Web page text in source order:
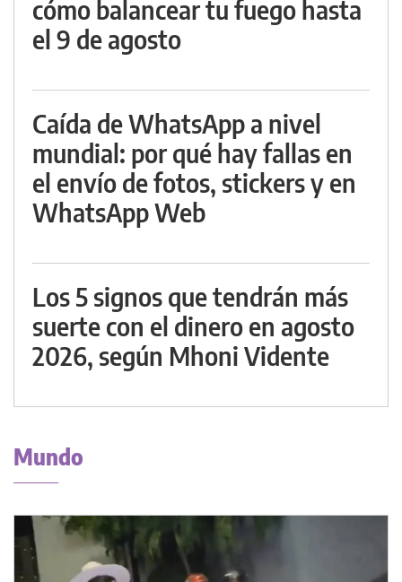
cómo balancear tu fuego hasta
el 9 de agosto
Caída de WhatsApp a nivel
mundial: por qué hay fallas en
el envío de fotos, stickers y en
WhatsApp Web
Los 5 signos que tendrán más
suerte con el dinero en agosto
2026, según Mhoni Vidente
Mundo